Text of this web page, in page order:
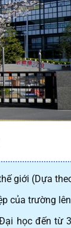
giới (Dựa
của trường
học đến từ